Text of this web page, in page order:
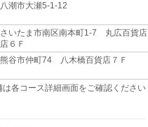
潮市大瀬5-1-12
いたま市南区南本町1-7 丸広百貨店
６Ｆ
谷市仲町74 八木橋百貨店７Ｆ
各コース詳細画面をご確認ください